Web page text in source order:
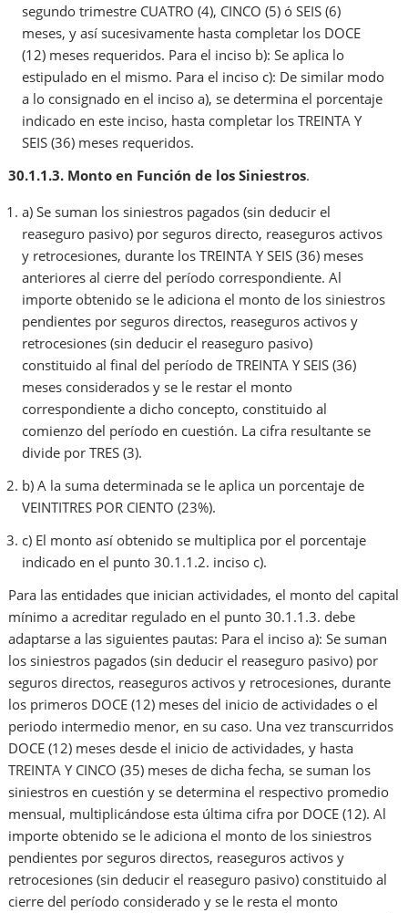
segundo trimestre CUATRO (4), CINCO (5) ó SEIS (6)
meses, y así sucesivamente hasta completar los DOCE
(12) meses requeridos. Para el inciso b): Se aplica lo
estipulado en el mismo. Para el inciso c): De similar modo
a lo consignado en el inciso a), se determina el porcentaje
indicado en este inciso, hasta completar los TREINTA Y
SEIS (36) meses requeridos.
30.1.1.3. Monto en Función de los Siniestros.
a) Se suman los siniestros pagados (sin deducir el
reaseguro pasivo) por seguros directo, reaseguros activos
y retrocesiones, durante los TREINTA Y SEIS (36) meses
anteriores al cierre del período correspondiente. Al
importe obtenido se le adiciona el monto de los siniestros
pendientes por seguros directos, reaseguros activos y
retrocesiones (sin deducir el reaseguro pasivo)
constituido al final del período de TREINTA Y SEIS (36)
meses considerados y se le restar el monto
correspondiente a dicho concepto, constituido al
comienzo del período en cuestión. La cifra resultante se
divide por TRES (3).
b) A la suma determinada se le aplica un porcentaje de
VEINTITRES POR CIENTO (23%).
c) El monto así obtenido se multiplica por el porcentaje
indicado en el punto 30.1.1.2. inciso c).
Para las entidades que inician actividades, el monto del capital
mínimo a acreditar regulado en el punto 30.1.1.3. debe
adaptarse a las siguientes pautas: Para el inciso a): Se suman
los siniestros pagados (sin deducir el reaseguro pasivo) por
seguros directos, reaseguros activos y retrocesiones, durante
los primeros DOCE (12) meses del inicio de actividades o el
periodo intermedio menor, en su caso. Una vez transcurridos
DOCE (12) meses desde el inicio de actividades, y hasta
TREINTA Y CINCO (35) meses de dicha fecha, se suman los
siniestros en cuestión y se determina el respectivo promedio
mensual, multiplicándose esta última cifra por DOCE (12). Al
importe obtenido se le adiciona el monto de los siniestros
pendientes por seguros directos, reaseguros activos y
retrocesiones (sin deducir el reaseguro pasivo) constituido al
cierre del período considerado y se le resta el monto